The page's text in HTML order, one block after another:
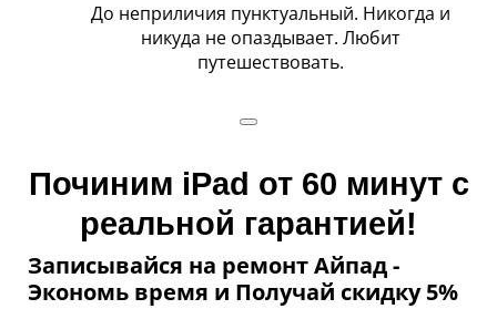
Очень профессиональный и энергичный.
Умеет жонглировать Айфонами с закрытыми
глазами (не клиентскими).
Починим iPad от 60 минут с
реальной гарантией!
Записывайся на ремонт Айпад -
Экономь время и Получай скидку 5%